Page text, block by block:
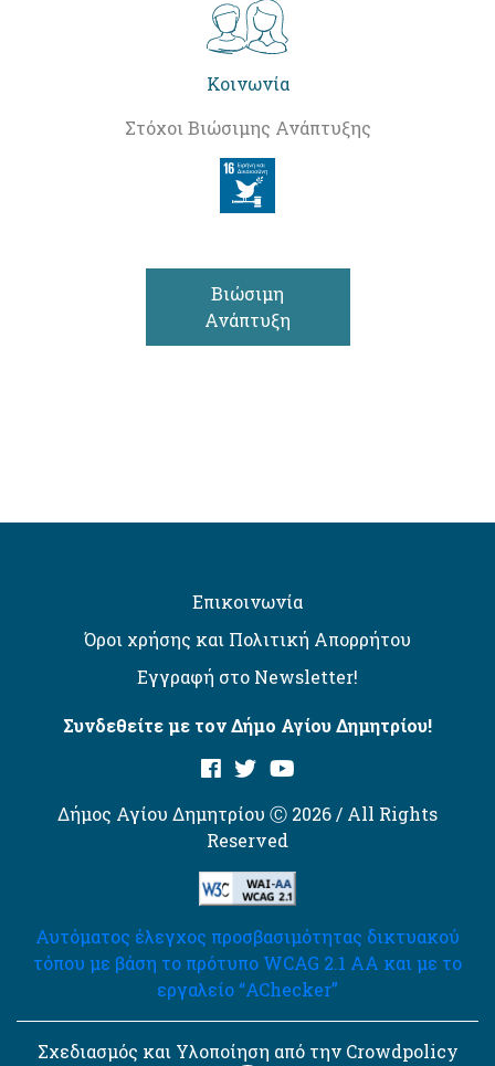
Κοινωνία
Στόχοι Βιώσιμης Ανάπτυξης
Βιώσιμη
Ανάπτυξη
Επικοινωνία
Όροι χρήσης και Πολιτική Απορρήτου
Εγγραφή στο Newsletter!
Συνδεθείτε με τον Δήμο Αγίου Δημητρίου!
Δήμος Αγίου Δημητρίου Ⓒ 2026 / All Rights
Reserved
Αυτόματος έλεγχος προσβασιμότητας δικτυακού
τόπου με βάση το πρότυπο WCAG 2.1 AA και με το
εργαλείο “AChecker”
Σχεδιασμός και Υλοποίηση από την Crowdpolicy